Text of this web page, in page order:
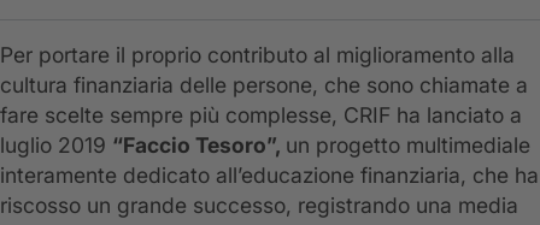
Per portare il proprio contributo al miglioramento alla
cultura finanziaria delle persone, che sono chiamate a
fare scelte sempre più complesse, CRIF ha lanciato a
luglio 2019 “Faccio Tesoro”, un progetto multimediale
interamente dedicato all’educazione finanziaria, che ha
riscosso un grande successo, registrando una media